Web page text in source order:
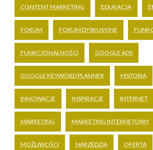
CONTENT MARKETING EDUKACJA
FORUM FORUM DYSKUSYJNE
FUNKCJONALNOŚCI GOOGLE ADS
GOOGLE KEYWORD PLANNER HISTORIA
INNOWACJE INSPIRACJE INTERNET
MARKETING MARKETING INTERNETOWY
MOŻLIWOŚCI NARZĘDZIA OFERTA